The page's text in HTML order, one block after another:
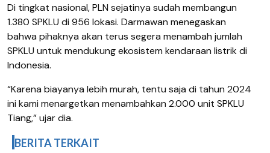
Di tingkat nasional, PLN sejatinya sudah membangun
1.380 SPKLU di 956 lokasi. Darmawan menegaskan
bahwa pihaknya akan terus segera menambah jumlah
SPKLU untuk mendukung ekosistem kendaraan listrik di
Indonesia.
“Karena biayanya lebih murah, tentu saja di tahun 2024
ini kami menargetkan menambahkan 2.000 unit SPKLU
Tiang,” ujar dia.
BERITA TERKAIT